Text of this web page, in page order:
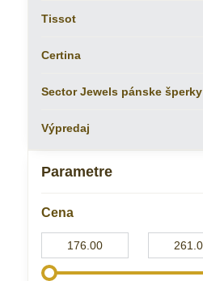
Parametre
Cena
Tissot
Certina
Sector Jewels pánske šperky
Výpredaj